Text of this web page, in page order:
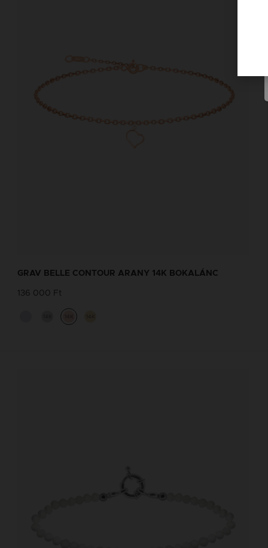
GRAV BELLE CONTOUR ARANY 14K BOKALÁNC
136 000 Ft